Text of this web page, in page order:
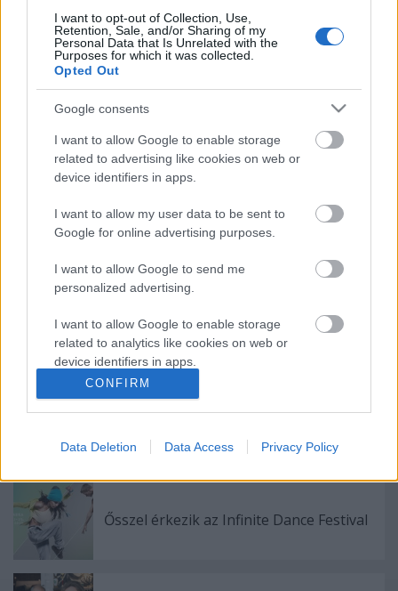
I want to opt-out of Collection, Use,
Retention, Sale, and/or Sharing of my
Personal Data that Is Unrelated with the
Purposes for which it was collected.
Opted Out
Google consents
I want to allow Google to enable storage
related to advertising like cookies on web or
device identifiers in apps.
I want to allow my user data to be sent to
Google for online advertising purposes.
I want to allow Google to send me
personalized advertising.
I want to allow Google to enable storage
related to analytics like cookies on web or
device identifiers in apps.
I want to allow Google to enable storage
related to functionality of the website or app.
I want to allow Google to enable storage
I want to allow Google to enable storage
related to security, including authentication
functionality and fraud prevention, and other
CONFIRM
Data Deletion Data Access Privacy Policy
Az előadást követő feldolgozó foglalkozás 22:00 óra
körül ér majd véget.
Minden érdeklődőt szeretettel várnak az Ifjúsági
Program munkatársai.
Ajánlott bejegyzések:
Nagy sikerrel zárult a Veszprémi Petőfi
Színház érzékenyítő fesztiválja
Ősszel érkezik az Infinite Dance Festival